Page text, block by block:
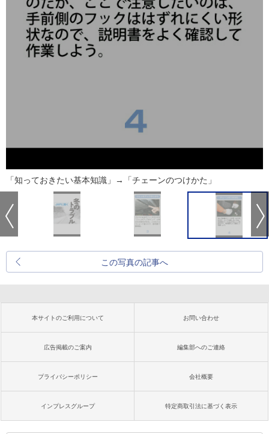
「知っておきたい基本知識」→「チェーンのつけかた」
この写真の記事へ
本サイトのご利用について お問い合わせ
広告掲載のご案内 編集部へのご連絡
プライバシーポリシー 会社概要
インプレスグループ 特定商取引法に基づく表示